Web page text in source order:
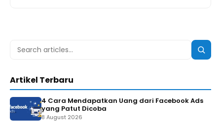
Search
Search
Artikel Terbaru
4 Cara Mendapatkan Uang dari Facebook Ads
yang Patut Dicoba
8 August 2026